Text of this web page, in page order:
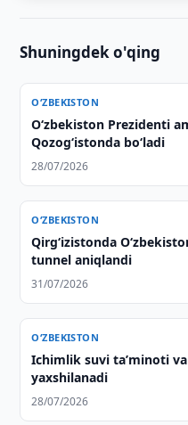
Shuningdek o'qing
O‘ZBEKISTON
Oʻzbekiston Prezidenti
Qozogʻistonda boʻladi
28/07/2026
O‘ZBEKISTON
Qirg‘izistonda
tunnel aniqlandi
31/07/2026
O‘ZBEKISTON
Ichimlik suvi taʼminoti
yaxshilanadi
28/07/2026